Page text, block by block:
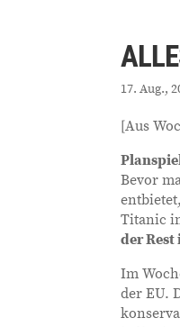
17. Aug.,
[Aus
Bevor
Titanic
der
Im
der EU.